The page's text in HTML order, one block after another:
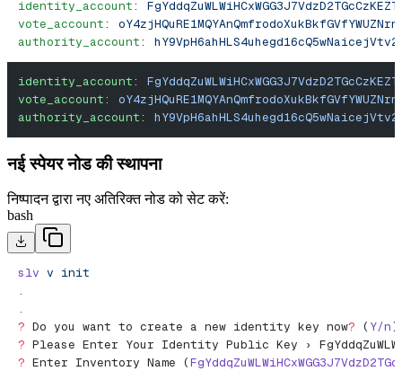
identity_account:
vote_account:
authority_account:
identity_account:
vote_account:
authority_account:
नई स्पेयर नोड की स्थापना
निष्पादन द्वारा नए अतिरिक्त नोड को सेट करें:
bash
slv v init
.
.
? Do you want to create a new identity key now? (Y/n)
? Please Enter Your Identity Public Key ›
? Enter Inventory Name (